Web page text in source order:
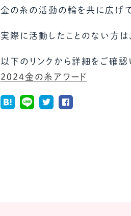
金の糸の活動の輪を共に広げ
実際に活動したことのない方は
以下のリンクから詳細をご確認
2024金の糸アワード